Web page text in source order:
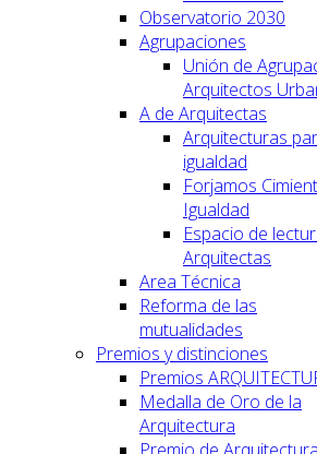
Observatorio 2030
Agrupaciones
Unión de
Arquitectos
A de Arquitectas
Arquitecturas
igualdad
Forjamos
Igualdad
Espacio de
Arquitectas
Area Técnica
Reforma de las
mutualidades
Premios y distinciones
Premios
Medalla de Oro de la
Arquitectura